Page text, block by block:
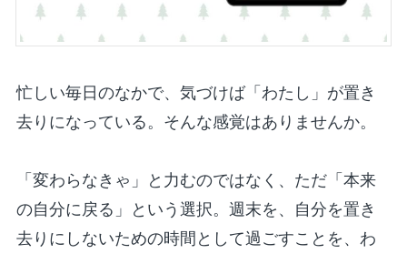
忙しい毎日のなかで、気づけば「わたし」が置き
去りになっている。そんな感覚はありませんか。
「変わらなきゃ」と力むのではなく、ただ「本来
の自分に戻る」という選択。週末を、自分を置き
去りにしないための時間として過ごすことを、わ